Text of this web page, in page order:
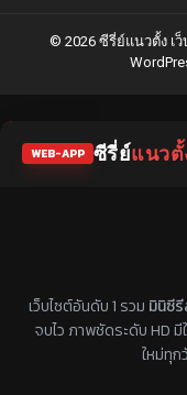
© 2026 ซีรี่ย์แนวตั้ง
WEB-APP ซีรี่ย์แนวตั้
เว็บไซต์อันดับ 1 รวม มินิซี
จบไว ภาพชัดระดับ HD มี
ใหม่ทุ